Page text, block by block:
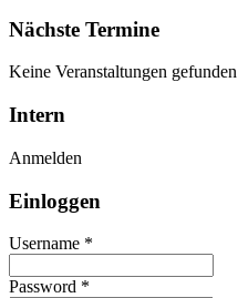
Nächste Termine
Keine Veranstaltungen gefunden
Intern
Anmelden
Einloggen
Username *
Password *